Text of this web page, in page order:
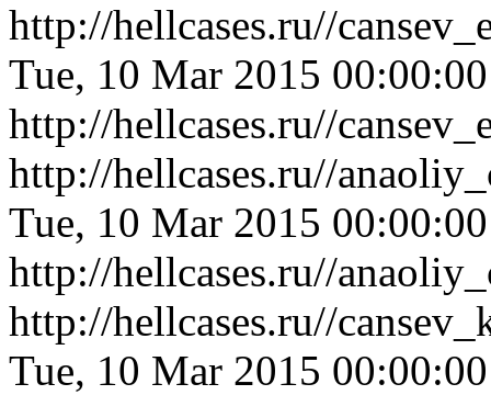
http://hellcases.ru//
Tue, 10 Mar 2015
http://hellcases.ru//
http://hellcases.ru//
Tue, 10 Mar 2015
http://hellcases.ru//
http://hellcases.ru//
Tue, 10 Mar 2015